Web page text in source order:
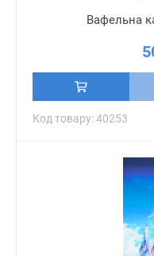
Вафельна
Код товару: 40253